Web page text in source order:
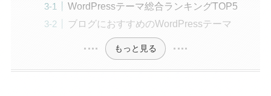
WordPressテーマ総合ランキングTOP5
ブログにおすすめのWordPressテーマ
もっと見る